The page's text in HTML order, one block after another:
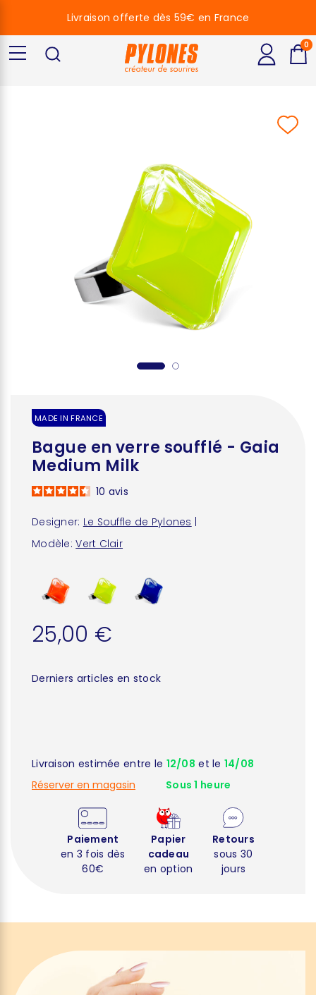
MADE IN FRANCE
Bague en verre soufflé - Gaia
Medium Milk
Designer: Le Souffle de Pylones
Modèle: Vert Clair
10 avis
25,00 €
Derniers articles en stock
Livraison estimée entre le 12/08 et le 14/08
Réserver en magasin
Sous 1 heure
Paiement
en 3 fois dès
60€
Papier
cadeau
en option
Retours
sous 30
jours
Livraison offerte dès 59€ en France
0